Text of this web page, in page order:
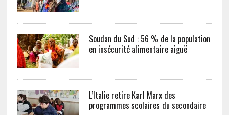
Soudan du Sud : 56 % de la population
en insécurité alimentaire aiguë
L’Italie retire Karl Marx des
programmes scolaires du secondaire